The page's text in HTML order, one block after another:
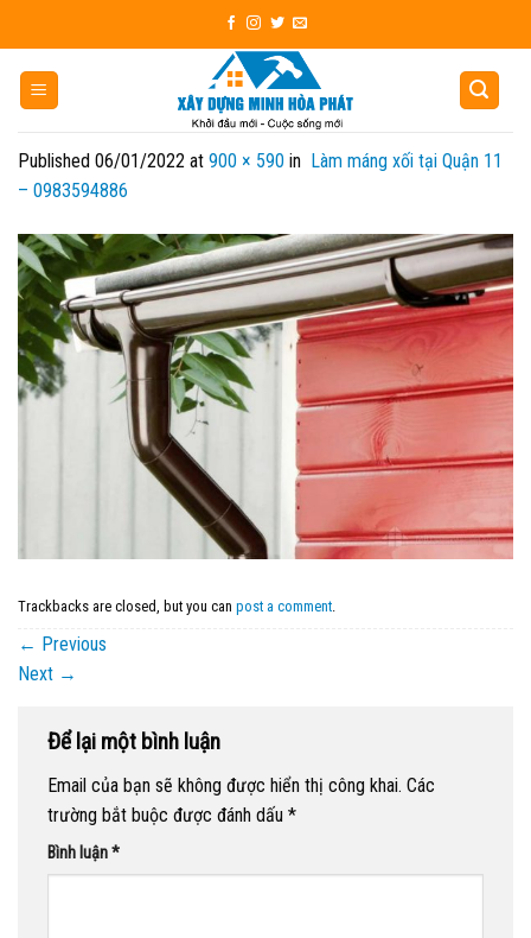
to
content
Published 06/01/2022 at 900 × 590 in Làm máng xối tại Quận 11
– 0983594886
Trackbacks are closed, but you can post a comment.
← Previous
Next →
Để lại một bình luận
Email của bạn sẽ không được hiển thị công khai. Các
trường bắt buộc được đánh dấu *
Bình luận*